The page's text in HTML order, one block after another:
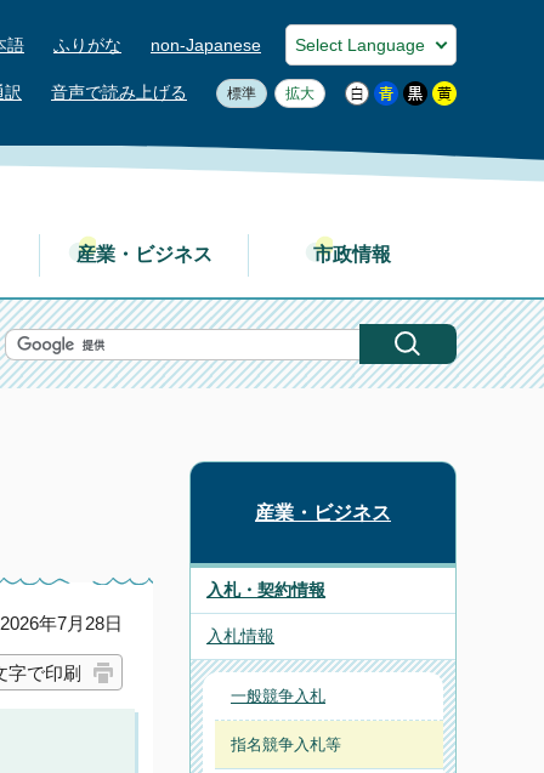
語 ふりがな non-Japanese
訳 音声で読み上げる 標準 拡大
産業・ビジネス 市政情報
年7月28日
字で印刷
産業・ビジネス
入札・契約情報
入札情報
一般競争入札
指名競争入札等